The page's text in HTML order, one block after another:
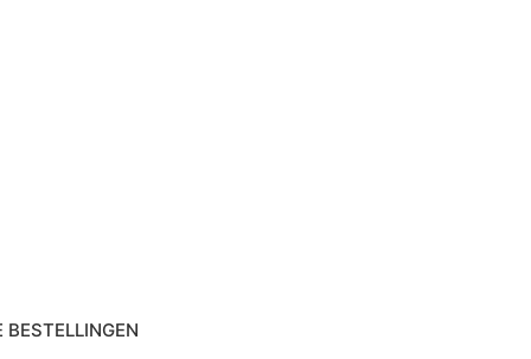
BESTELLINGEN